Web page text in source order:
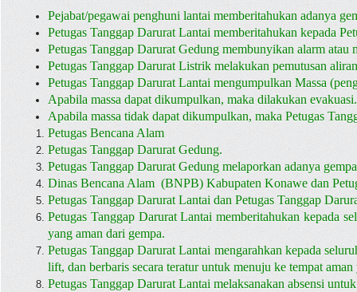
Pejabat/pegawai penghuni lantai memberitahukan adanya
Petugas Tanggap Darurat Lantai memberitahukan kepada
Petugas Tanggap Darurat Gedung membunyikan alarm atau
Petugas Tanggap Darurat Listrik melakukan pemutusan
Petugas Tanggap Darurat Lantai mengumpulkan Massa
Apabila massa dapat dikumpulkan, maka dilakukan evakuasi.
Apabila massa tidak dapat dikumpulkan, maka Petugas
Petugas Bencana Alam
Petugas Tanggap Darurat Gedung.
Petugas Tanggap Darurat Gedung melaporkan adanya
Dinas Bencana Alam (BNPB) Kabupaten Konawe dan
Petugas Tanggap Darurat Lantai dan Petugas Tanggap
Petugas Tanggap Darurat Lantai memberitahukan kepada
yang aman dari gempa.
Petugas Tanggap Darurat Lantai mengarahkan kepada
lift, dan berbaris secara teratur untuk menuju ke tempat
Petugas Tanggap Darurat Lantai melaksanakan absensi